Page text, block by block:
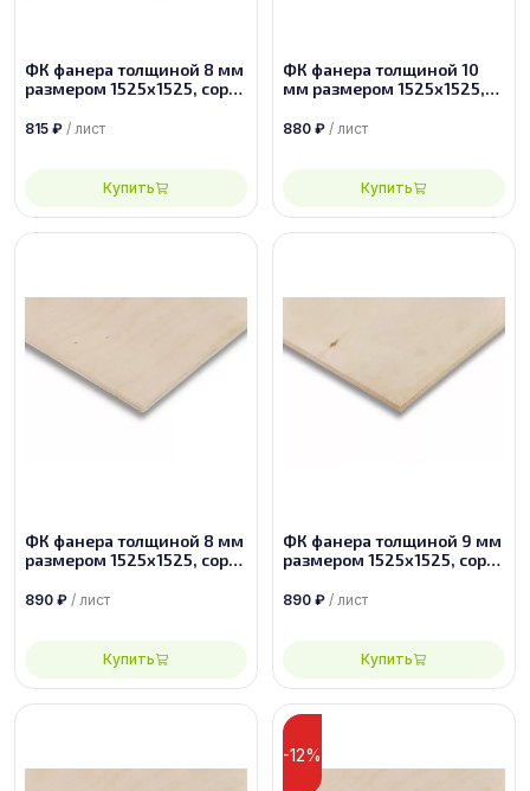
ФК фанера толщиной 8 мм
размером 1525х1525, сорт
815 ₽ / лист
Купить
ФК фанера толщиной 10
мм размером 1525х1525,
880 ₽ / лист
Купить
ФК фанера толщиной 8 мм
размером 1525х1525, сорт
890 ₽ / лист
Купить
ФК фанера толщиной 9 мм
размером 1525х1525, сорт
890 ₽ / лист
Купить
-12%